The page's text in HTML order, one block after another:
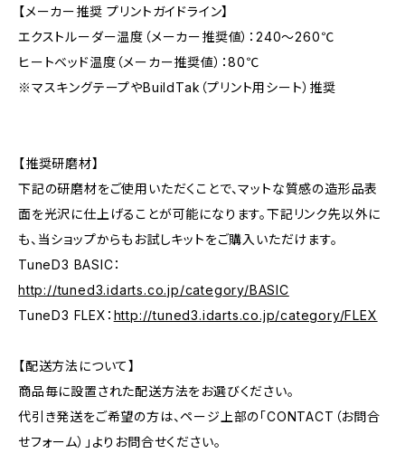
【メーカー推奨 プリントガイドライン】
エクストルーダー温度（メーカー推奨値）：240～260℃
ヒートベッド温度（メーカー推奨値）：80℃
※マスキングテープやBuildTak（プリント用シート）推奨
【推奨研磨材】
下記の研磨材をご使用いただくことで、マットな質感の造形品表
面を光沢に仕上げることが可能になります。下記リンク先以外に
も、当ショップからもお試しキットをご購入いただけます。
TuneD3 BASIC：
http://tuned3.idarts.co.jp/category/BASIC
TuneD3 FLEX： http://tuned3.idarts.co.jp/category/FLEX
【配送方法について】
商品毎に設置された配送方法をお選びください。
代引き発送をご希望の方は、ページ上部の「CONTACT（お問合
せフォーム）」よりお問合せください。